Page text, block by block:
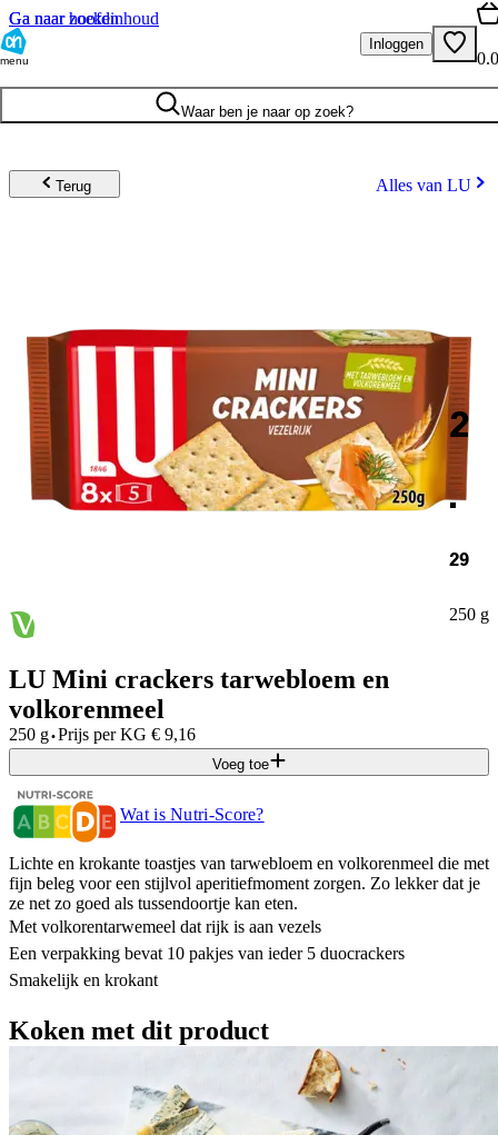
Ga naar hoofdinhoud
Ga naar zoeken
menu
Inloggen
Waar ben je naar op zoek?
Terug Alles van LU
2
.
29
250 g
LU Mini crackers tarwebloem en
volkorenmeel
250 g·Prijs per KG € 9,16
Voeg toe
Wat is Nutri-Score?
Lichte en krokante toastjes van tarwebloem en volkorenmeel die met
fijn beleg voor een stijlvol aperitiefmoment zorgen. Zo lekker dat je
ze net zo goed als tussendoortje kan eten.
Met volkorentarwemeel dat rijk is aan vezels
Een verpakking bevat 10 pakjes van ieder 5 duocrackers
Smakelijk en krokant
Koken met dit product